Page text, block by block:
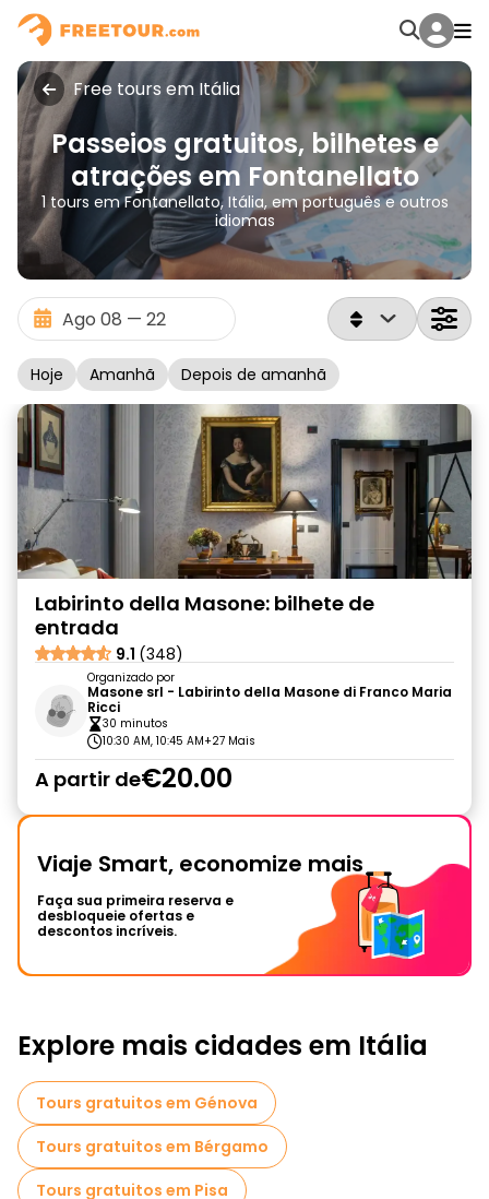
Free tours em Itália
Passeios gratuitos, bilhetes e
atrações em Fontanellato
1 tours em Fontanellato, Itália, em português e outros
idiomas
Hoje Amanhã Depois de amanhã
Labirinto della Masone: bilhete de
entrada
9.1 (348)
Organizado por
Masone srl - Labirinto della Masone di Franco Maria
Ricci
30 minutos
10:30 AM, 10:45 AM+27 Mais
A partir de€20.00
Viaje Smart, economize mais
Faça sua primeira reserva e
desbloqueie ofertas e
descontos incríveis.
Explore mais cidades em Itália
Tours gratuitos em Génova
Tours gratuitos em Bérgamo
Tours gratuitos em Pisa